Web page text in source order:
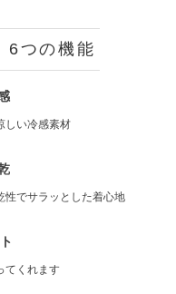
つの機能
しい冷感素材
性でサラッとした着心地
てくれます